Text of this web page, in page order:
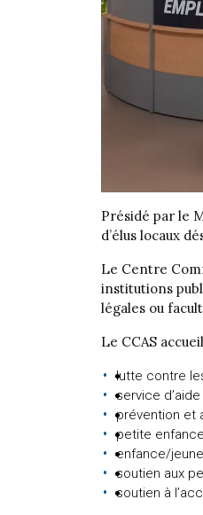
Présidé par le
d’élus locaux
Le Centre
institutions
légales ou
Le CCAS
lutte contre
service
prévention et
petite enfance
enfance/
soutien aux
soutien à